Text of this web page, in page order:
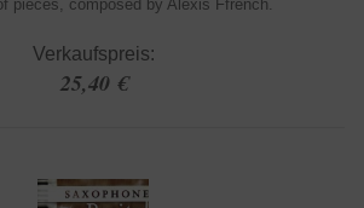
pieces, composed by Alexis Ffrench.
Verkaufspreis:
25,40 €